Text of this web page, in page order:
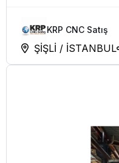
KRP CNC Satış
ŞİŞLİ / İSTANBUL